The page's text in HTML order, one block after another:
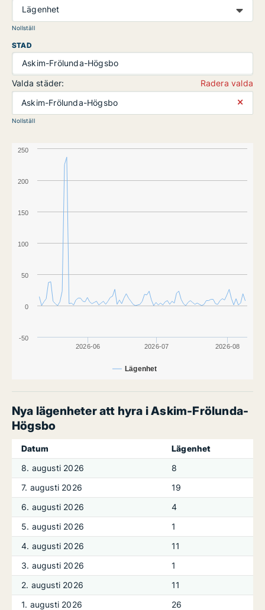
Lägenhet
Nollställ
STAD
Askim-Frölunda-Högsbo
Valda städer:
Radera valda
Askim-Frölunda-Högsbo
⨯
Nollställ
Lägenhet
2026-06 2026-07 2026-08
-50
0
50
100
150
200
250
Nya lägenheter att hyra i Askim-Frölunda-
Högsbo
Datum
Lägenhet
8. augusti 2026
8
7. augusti 2026
19
6. augusti 2026
4
5. augusti 2026
1
4. augusti 2026
11
3. augusti 2026
1
2. augusti 2026
11
1. augusti 2026
26